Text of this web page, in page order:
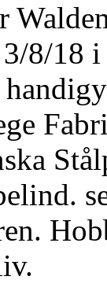
8/18